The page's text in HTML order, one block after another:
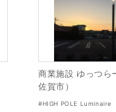
商業施設 ゆっつら
佐賀市）
#HIGH POLE Luminaire